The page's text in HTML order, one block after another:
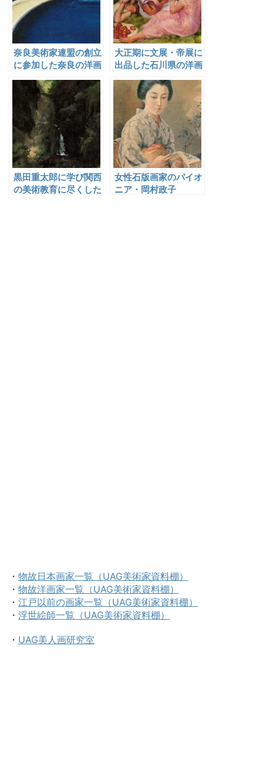
奈良美術家連盟の創立
に参加した奈良の洋画
家
大正期に文展・帝展に
出品した石川県の洋画
家
黒田重太郎に学び関西
の美術教育に尽くした
女性石版画家のパイオ
ニア・岡村政子
・ 物故日本画家一覧（UAG美術家資料棚）
・ 物故洋画家一覧（UAG美術家資料棚）
・ 江戸以前の画家一覧（UAG美術家資料棚）
・ 浮世絵師一覧（UAG美術家資料棚）
・ UAG美人画研究室